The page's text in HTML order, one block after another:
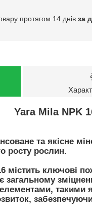
протягом 14 днів за
Yara Mila NPK
та якісне
росту рослин.
містить ключові
загальному
такими
забезпечуючи